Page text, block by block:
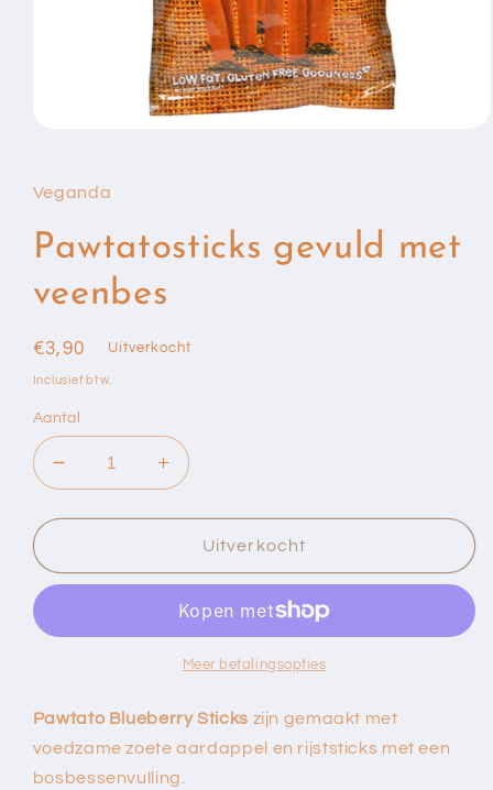
in
modaal
Veganda
Pawtatosticks gevuld met
veenbes
Normale
prijs
€3,90 Uitverkocht
Inclusief btw.
Aantal
Aantal
verlagen
voor
gevuld
Aantal
verhogen
voor
Pawtatosticks
gevuld
veenbes
Uitverkocht
Meer betalingsopties
Pawtato Blueberry Sticks zijn gemaakt met
voedzame zoete aardappel en rijststicks met een
bosbessenvulling.